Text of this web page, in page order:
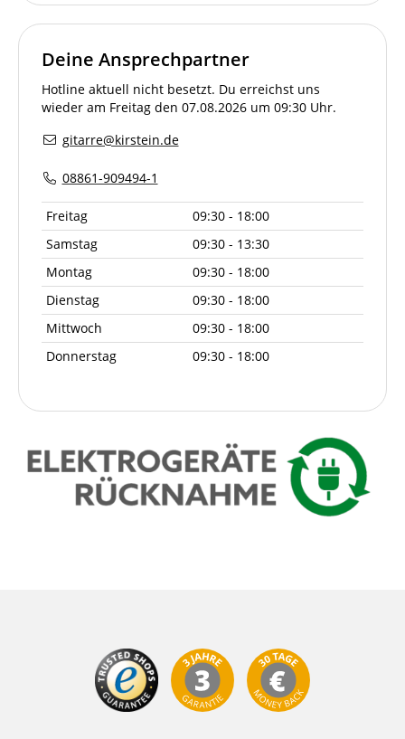
Deine Ansprechpartner
Hotline aktuell nicht besetzt. Du erreichst uns
wieder am Freitag den 07.08.2026 um 09:30 Uhr.
gitarre@kirstein.de
08861-909494-1
Freitag
09:30 - 18:00
Samstag
09:30 - 13:30
Montag
09:30 - 18:00
Dienstag
09:30 - 18:00
Mittwoch
09:30 - 18:00
Donnerstag
09:30 - 18:00